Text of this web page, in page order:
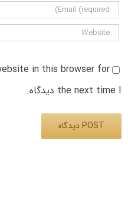
in this browser for
the next time I دیدگاه.